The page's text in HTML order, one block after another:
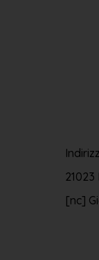
21023
[nc]